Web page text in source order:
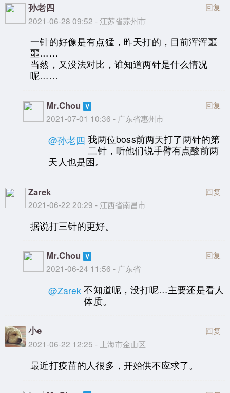
孙老四
2021-06-28 09:52 - 江苏省苏州市
回复
一针的好像是有点猛，昨天打的，目前浑浑噩
噩……
当然，又没法对比，谁知道两针是什么情况
呢……
Mr.Chou
2021-07-01 10:36 - 广东省惠州市
回复
@孙老四 我两位boss前两天打了两针的第
二针，听他们说手臂有点酸前两
天人也是困。
Zarek
2021-06-22 20:29 - 江西省南昌市
回复
据说打三针的更好。
Mr.Chou
2021-06-24 11:56 - 广东省
回复
@Zarek 不知道呢，没打呢…主要还是看人
体质。
小e
2021-06-22 12:25 - 上海市金山区
回复
最近打疫苗的人很多，开始供不应求了。